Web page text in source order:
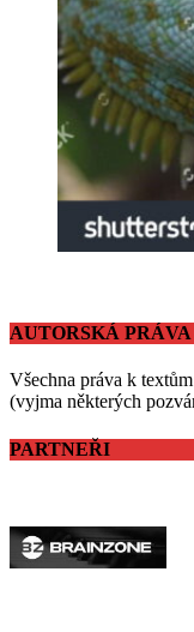
AUTORSKÁ PRÁVA
Všechna práva k
(vyjma některých
PARTNEŘI